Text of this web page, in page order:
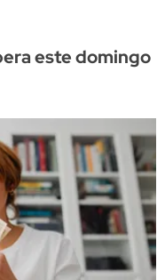
este domingo